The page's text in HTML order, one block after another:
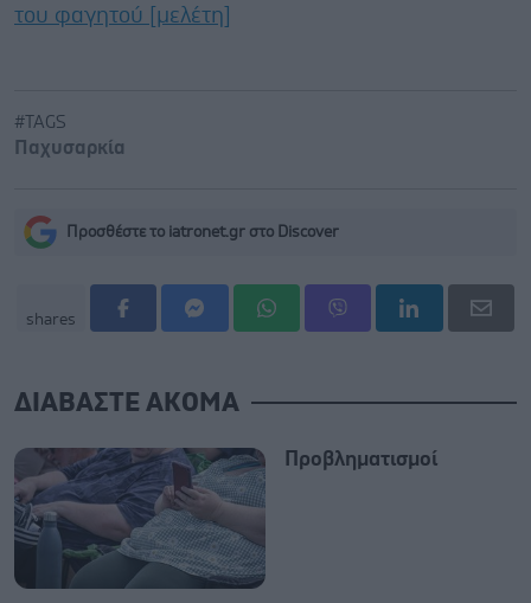
του φαγητού [μελέτη]
#TAGS
Παχυσαρκία
Προσθέστε το iatronet.gr στο Discover
shares
ΔΙΑΒΑΣΤΕ ΑΚΟΜΑ
Προβληματισμοί